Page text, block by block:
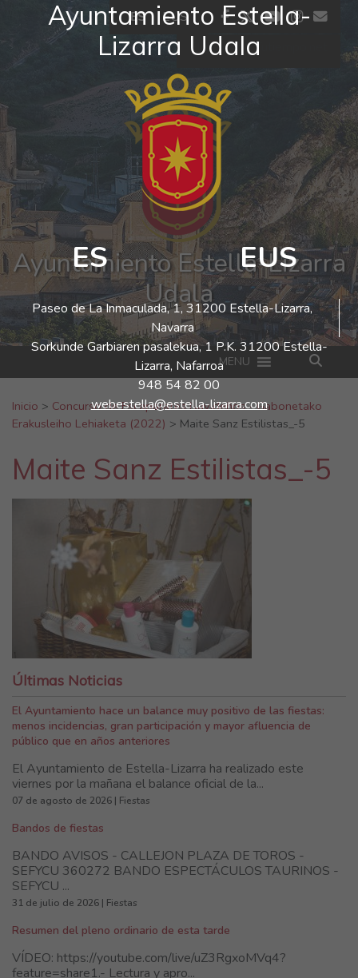
Ayuntamiento Estella-
Lizarra Udala
ES EUS
Paseo de La Inmaculada, 1, 31200 Estella-Lizarra,
Navarra
Sorkunde Garbiaren pasalekua, 1 P.K. 31200 Estella-
Lizarra, Nafarroa
948 54 82 00
webestella@estella-lizarra.com
Ir al contenido ES EUS facebook
twitter
youtube
El tiempo - Tutiempo.net
Ayuntamiento Estella-Lizarra
Udala
MENU
Buscar:
Inicio > Concurso de Escaparates Navideños - Gabonetako
Erakusleiho Lehiaketa (2022) > Maite Sanz Estilistas_-5
Maite Sanz Estilistas_-5
Últimas Noticias
El Ayuntamiento hace un balance muy positivo de las fiestas:
menos incidencias, gran participación y mayor afluencia de
público que en años anteriores
El Ayuntamiento de Estella-Lizarra ha realizado este
viernes por la mañana el balance oficial de la...
07 de agosto de 2026 | Fiestas
Bandos de fiestas
BANDO AVISOS - CALLEJON PLAZA DE TOROS -
SEFYCU 360272 BANDO ESPECTÁCULOS TAURINOS -
SEFYCU ...
31 de julio de 2026 | Fiestas
Resumen del pleno ordinario de esta tarde
VÍDEO: https://youtube.com/live/uZ3RgxoMVq4?
feature=share1.- Lectura y apro...